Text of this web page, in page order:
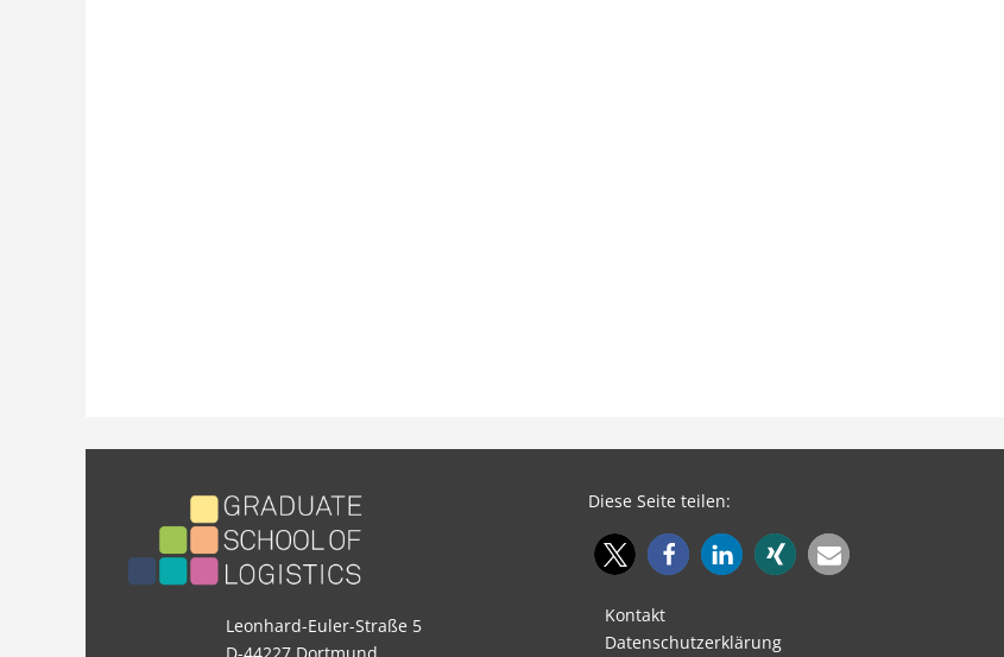
Leonhard-Euler-Straße 5
D-44227 Dortmund
Diese Seite teilen:
Kontakt
Datenschutzerklärung